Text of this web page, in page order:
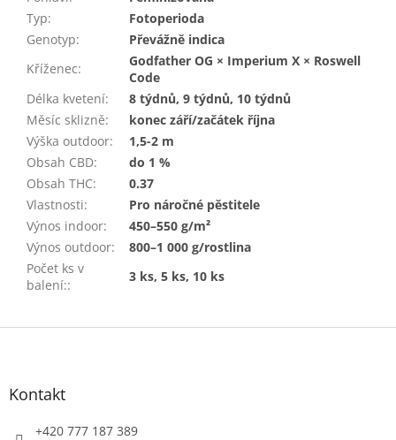
Typ:
Fotoperioda
Genotyp:
Převážně indica
Kříženec:
Godfather OG × Imperium X × Roswell
Code
Délka kvetení:
8 týdnů, 9 týdnů, 10 týdnů
Měsíc sklizně:
konec září/začátek října
Výška outdoor:
1,5-2 m
Obsah CBD:
do 1 %
Obsah THC:
0.37
Vlastnosti:
Pro náročné pěstitele
Výnos indoor:
450–550 g/m²
Výnos outdoor:
800–1 000 g/rostlina
Počet ks v
balení::
3 ks, 5 ks, 10 ks
Z
Kontakt
+420 777 187 389